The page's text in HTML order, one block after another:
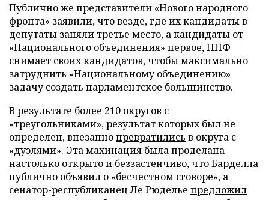
Публично же представители «Нового народного
фронта» заявили, что везде, где их кандидаты в
депутаты заняли третье место, а кандидаты от
«Национального объединения» первое, ННФ
снимает своих кандидатов, чтобы максимально
затруднить «Национальному объединению»
задачу создать парламентское большинство.
В результате более 210 округов с
«треугольниками», результат которых был не
определен, внезапнопревратились в округа с
«дуэлями». Эта махинация была проделана
настолько открыто и беззастенчиво, что Барделла
публично объявил о «бесчестном сговоре», а
сенатор-республиканец Ле Рюделье предложил